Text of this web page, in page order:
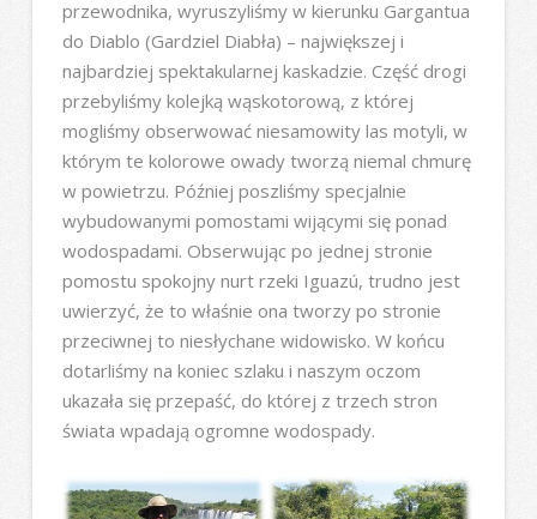
przewodnika, wyruszyliśmy w kierunku Gargantua
do Diablo (Gardziel Diabła) – największej i
najbardziej spektakularnej kaskadzie. Część drogi
przebyliśmy kolejką wąskotorową, z której
mogliśmy obserwować niesamowity las motyli, w
którym te kolorowe owady tworzą niemal chmurę
w powietrzu. Później poszliśmy specjalnie
wybudowanymi pomostami wijącymi się ponad
wodospadami. Obserwując po jednej stronie
pomostu spokojny nurt rzeki Iguazú, trudno jest
uwierzyć, że to właśnie ona tworzy po stronie
przeciwnej to niesłychane widowisko. W końcu
dotarliśmy na koniec szlaku i naszym oczom
ukazała się przepaść, do której z trzech stron
świata wpadają ogromne wodospady.